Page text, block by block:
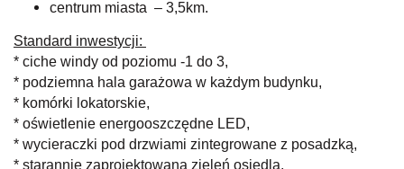
centrum miasta – 3,5km.
Standard inwestycji:
* ciche windy od poziomu -1 do 3,
* podziemna hala garażowa w każdym budynku,
* komórki lokatorskie,
* oświetlenie energooszczędne LED,
* wycieraczki pod drzwiami zintegrowane z posadzką,
* starannie zaprojektowana zieleń osiedla,